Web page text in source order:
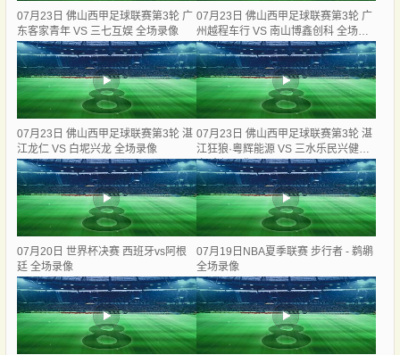
07月23日 佛山西甲足球联赛第3轮 广
东客家青年 VS 三七互娱 全场录像
07月23日 佛山西甲足球联赛第3轮 广
州越程车行 VS 南山博鑫创科 全场录
像
07月23日 佛山西甲足球联赛第3轮 湛
江龙仁 VS 白坭兴龙 全场录像
07月23日 佛山西甲足球联赛第3轮 湛
江狂狼·粵辉能源 VS 三水乐民兴健力
宝 全场录像
07月20日 世界杯决赛 西班牙vs阿根
廷 全场录像
07月19日NBA夏季联赛 步行者 - 鹈鹕
全场录像